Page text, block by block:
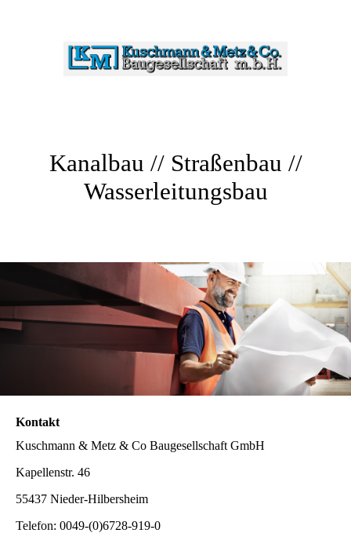
Kanalbau // Straßenbau //
Wasserleitungsbau
Kontakt
Kuschmann & Metz & Co Baugesellschaft GmbH
Kapellenstr. 46
55437 Nieder-Hilbersheim
Telefon: 0049-(0)6728-919-0